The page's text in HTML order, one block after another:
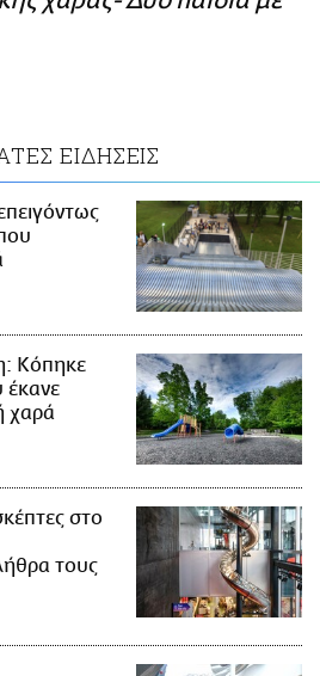
ΕΙΔΗΣΕΙΣ
Κόπηκε
έκανε
χαρά
στο
τους